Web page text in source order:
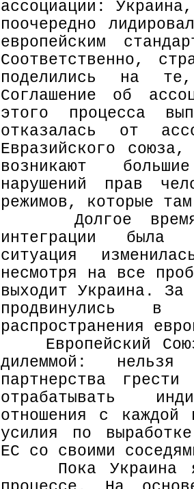
ассоциации:
поочередно
европейским
Соответственно,
поделились на
Соглашение об
этого процесса
отказалась от
Евразийского
возникают
нарушений прав
режимов, которые
Долгое время
интеграции была
ситуация
несмотря на все
выходит Украина. За
продвинулись в
распространения
Европейский Союз
дилеммой:
партнерства
отрабатывать
отношения с
усилия по
ЕС со своими
Пока Украина